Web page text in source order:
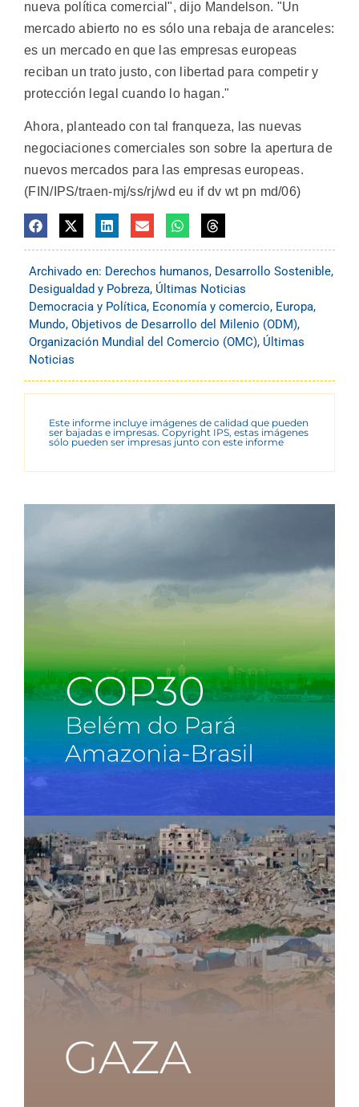
nueva política comercial", dijo Mandelson. "Un
mercado abierto no es sólo una rebaja de aranceles:
es un mercado en que las empresas europeas
reciban un trato justo, con libertad para competir y
protección legal cuando lo hagan."
Ahora, planteado con tal franqueza, las nuevas
negociaciones comerciales son sobre la apertura de
nuevos mercados para las empresas europeas.
(FIN/IPS/traen-mj/ss/rj/wd eu if dv wt pn md/06)
Archivado en: Derechos humanos, Desarrollo Sostenible,
Desigualdad y Pobreza, Últimas Noticias
Democracia y Política, Economía y comercio, Europa,
Mundo, Objetivos de Desarrollo del Milenio (ODM),
Organización Mundial del Comercio (OMC), Últimas
Noticias
Este informe incluye imágenes de calidad que pueden
ser bajadas e impresas. Copyright IPS, estas imágenes
sólo pueden ser impresas junto con este informe